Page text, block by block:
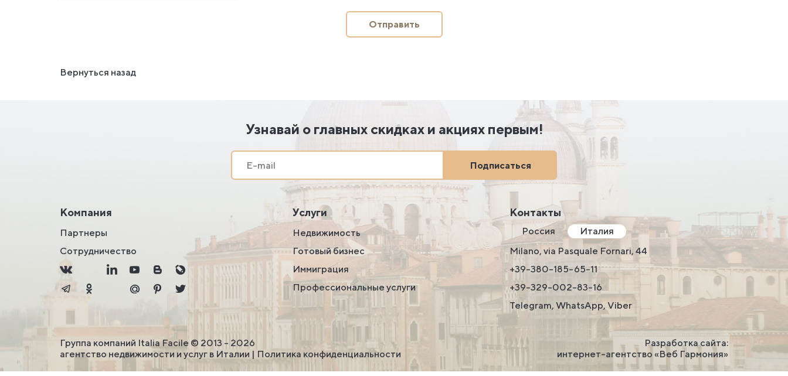
Отправить
Вернуться назад
Узнавай о главных скидках и акциях первым!
Подписаться
Компания
Партнеры
Сотрудничество
Услуги
Недвижимость
Готовый бизнес
Иммиграция
Профессиональные услуги
Контакты
Россия
Италия
Milano, via Pasquale Fornari, 44
+39-380-185-65-11
+39-329-002-83-16
Telegram, WhatsApp, Viber
Группа компаний Italia Facile © 2013 - 2026
агентство недвижимости и услуг в Италии | Политика конфиденциальности
Разработка сайта:
интернет-агентство «Веб Гармония»